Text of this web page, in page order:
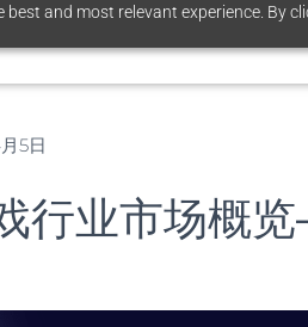
best and most relevant experience. By
5日
行业市场概